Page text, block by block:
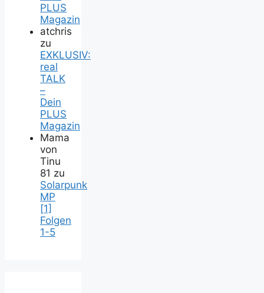
PLUS
Magazin
atchris
zu
EXKLUSIV:
real
TALK
–
Dein
PLUS
Magazin
Mama
von
Tinu
81 zu
Solarpunk
MP
[1]
Folgen
1-5